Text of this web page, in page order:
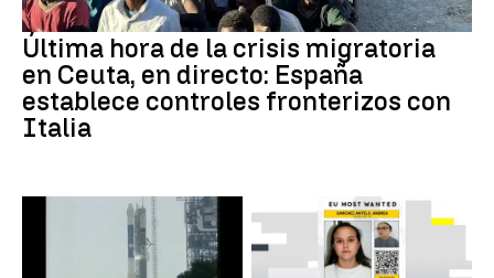
Última hora de la crisis migratoria
en Ceuta, en directo: España
establece controles fronterizos con
Italia